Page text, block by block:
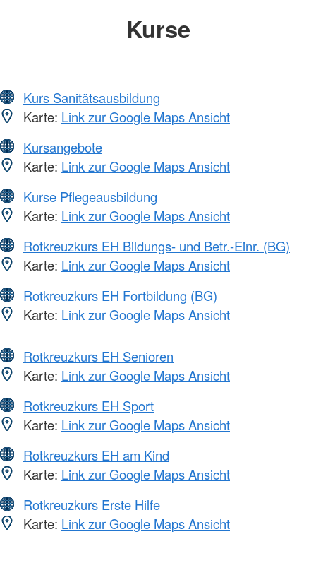
Kurse
Kurs Sanitätsausbildung
Karte: Link zur Google Maps Ansicht
Kursangebote
Karte: Link zur Google Maps Ansicht
Kurse Pflegeausbildung
Karte: Link zur Google Maps Ansicht
Rotkreuzkurs EH Bildungs- und Betr.-Einr. (BG)
Karte: Link zur Google Maps Ansicht
Rotkreuzkurs EH Fortbildung (BG)
Karte: Link zur Google Maps Ansicht
Rotkreuzkurs EH Senioren
Karte: Link zur Google Maps Ansicht
Rotkreuzkurs EH Sport
Karte: Link zur Google Maps Ansicht
Rotkreuzkurs EH am Kind
Karte: Link zur Google Maps Ansicht
Rotkreuzkurs Erste Hilfe
Karte: Link zur Google Maps Ansicht